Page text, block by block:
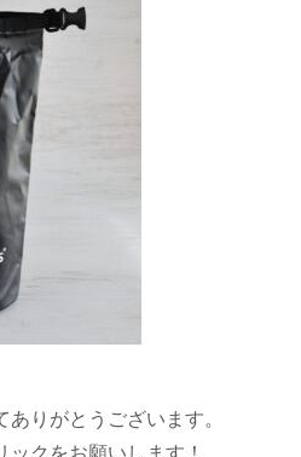
りがとうございます。
クをお願いします！